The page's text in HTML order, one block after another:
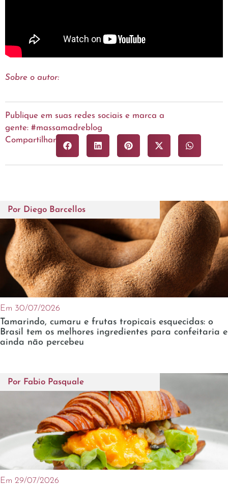
Sobre o autor:
Publique em suas redes sociais e marca a
gente: #massamadreblog
Compartilhar
Por Diego Barcellos
Em 30/07/2026
Tamarindo, cumaru e frutas tropicais esquecidas: o
Brasil tem os melhores ingredientes para confeitaria e
ainda não percebeu
Por Fabio Pasquale
Em 29/07/2026